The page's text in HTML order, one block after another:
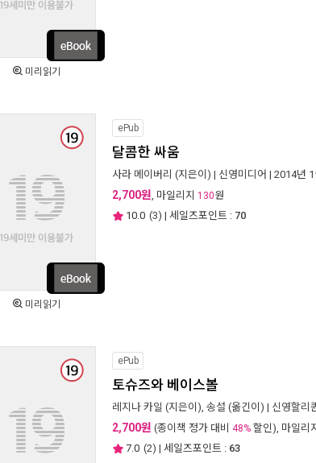
미리읽기
미리읽기
ePub
달콤한 싸움
사라 메이버리 (지은이) | 신영미디어 | 2014년 1
2,700원, 마일리지 130원
10.0 (3) | 세일즈포인트 : 70
ePub
토슈즈와 베이스볼
레지나 카일 (지은이), 송설 (옮긴이) | 신영할리
2,700원 (종이책 정가 대비 48% 할인), 마일리지
7.0 (2) | 세일즈포인트 : 63